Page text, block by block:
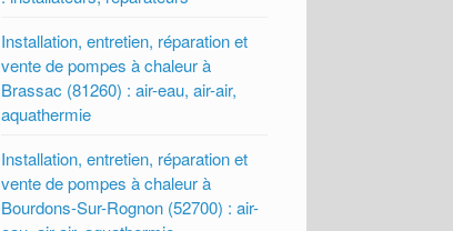
Installation, entretien, réparation et
vente de pompes à chaleur à
Brassac (81260) : air-eau, air-air,
aquathermie
Installation, entretien, réparation et
vente de pompes à chaleur à
Bourdons-Sur-Rognon (52700) : air-